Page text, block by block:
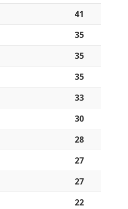
41
35
35
35
33
30
28
27
27
22